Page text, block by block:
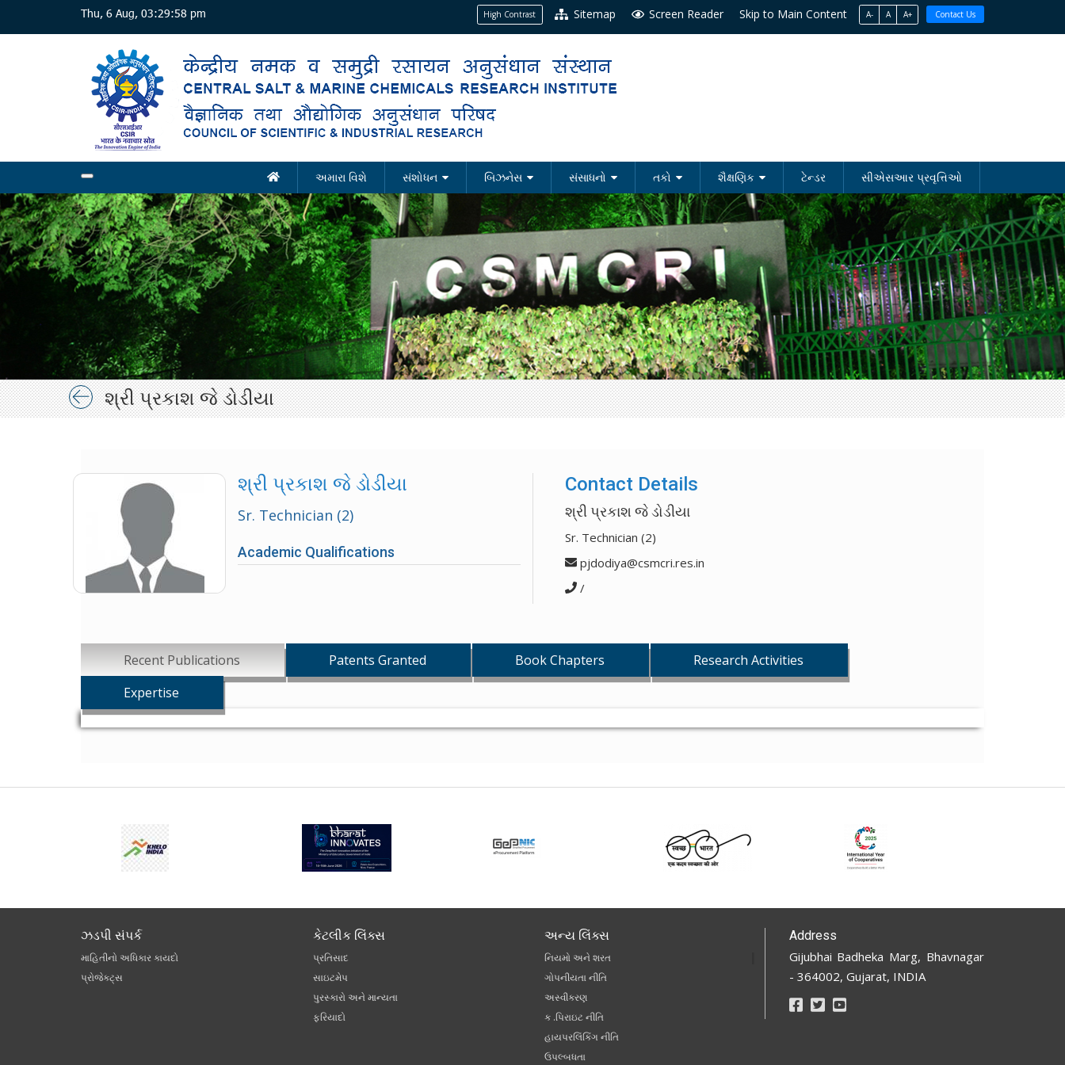
Thu, 6 Aug, 03:29:58 pm High Contrast Sitemap Screen Reader Skip to Main Content A- A A+ Contact Us
Main
navigation
અમારા વિશે સંશોધન બિઝનેસ સંસાધનો તકો શૈક્ષણિક ટેન્ડર સીએસઆર પ્રવૃત્તિઓ
શ્રી પ્રકાશ જે ડોડીયા
શ્રી પ્રકાશ જે ડોડીયા
Sr. Technician (2)
Academic Qualifications
Contact Details
શ્રી પ્રકાશ જે ડોડીયા
Sr. Technician (2)
pjdodiya@csmcri.res.in
/
Recent Publications Patents Granted Book Chapters
Research Activities
Expertise
ઝડપી સંપર્ક
માહિતીનો અધિકાર કાયદો
પ્રોજેક્ટ્સ
કેટલીક લિંક્સ
પ્રતિસાદ
સાઇટમેપ
પુરસ્કારો અને માન્યતા
ફરિયાદો
અન્ય લિંક્સ
નિયમો અને શરત
ગોપનીયતા નીતિ
અસ્વીકરણ
ક .પિરાઇટ નીતિ
હાયપરલિંકિંગ નીતિ
ઉપલ્બધતા
Address
Gijubhai Badheka Marg, Bhavnagar
- 364002, Gujarat, INDIA
Footer